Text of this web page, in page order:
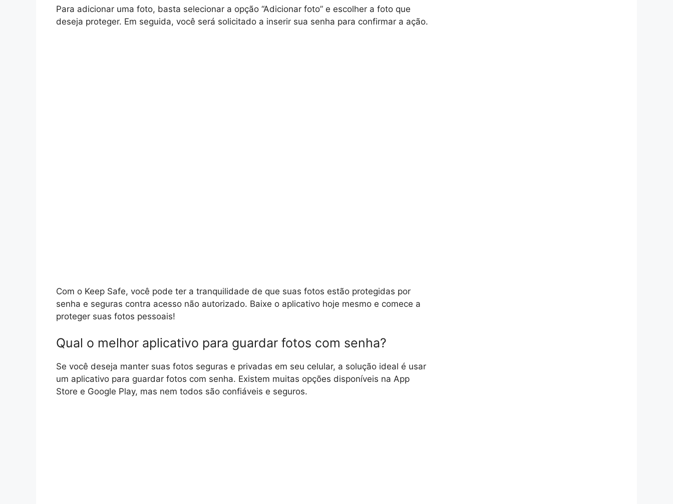
Para adicionar uma foto, basta selecionar a opção “Adicionar foto” e escolher a foto que
deseja proteger. Em seguida, você será solicitado a inserir sua senha para confirmar a ação.
Com o Keep Safe, você pode ter a tranquilidade de que suas fotos estão protegidas por
senha e seguras contra acesso não autorizado. Baixe o aplicativo hoje mesmo e comece a
proteger suas fotos pessoais!
Qual o melhor aplicativo para guardar fotos com senha?
Se você deseja manter suas fotos seguras e privadas em seu celular, a solução ideal é usar
um aplicativo para guardar fotos com senha. Existem muitas opções disponíveis na App
Store e Google Play, mas nem todos são confiáveis e seguros.